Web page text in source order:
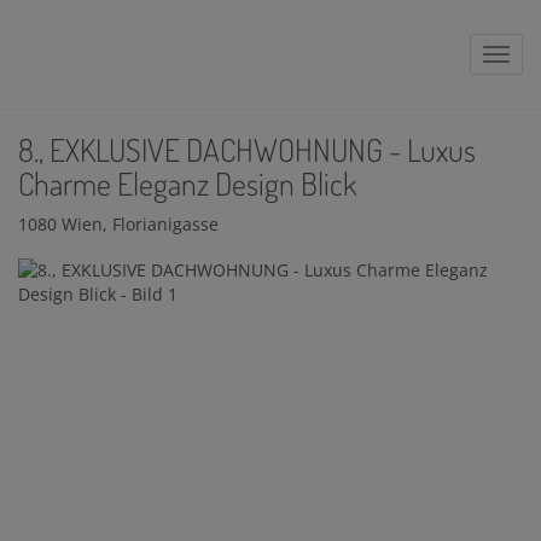
8., EXKLUSIVE DACHWOHNUNG - Luxus
Charme Eleganz Design Blick
1080 Wien, Florianigasse